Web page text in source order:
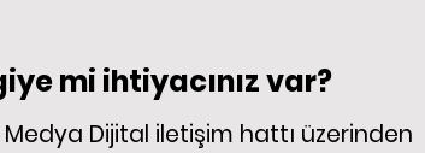
mi ihtiyacınız var?
Dijital iletişim hattı üzerinden